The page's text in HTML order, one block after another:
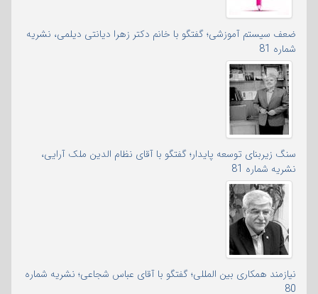
ضعف سیستم آموزشی؛ گفتگو با خانم دکتر زهرا دیانتی دیلمی، نشریه
شماره 81
سنگ زیربنای توسعه پایدار؛ گفتگو با آقای نظام الدین ملک آرایی،
نشریه شماره 81
نیازمند همکاری بین المللی؛ گفتگو با آقای عباس شجاعی؛ نشریه شماره
80